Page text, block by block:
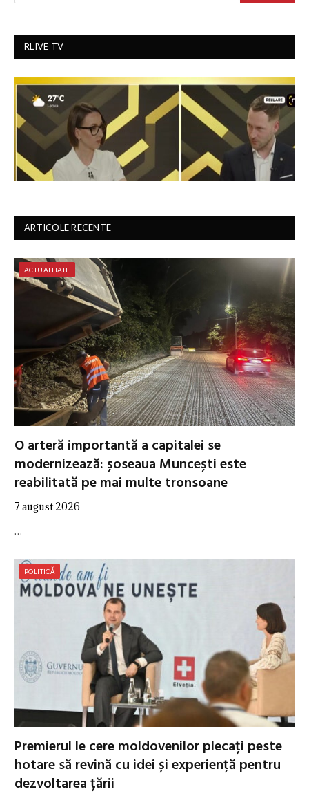
RLIVE TV
ARTICOLE RECENTE
ACTUALITATE
O arteră importantă a capitalei se
modernizează: șoseaua Muncești este
reabilitată pe mai multe tronsoane
7 august 2026
…
POLITICĂ
Premierul le cere moldovenilor plecați peste
hotare să revină cu idei și experiență pentru
dezvoltarea țării